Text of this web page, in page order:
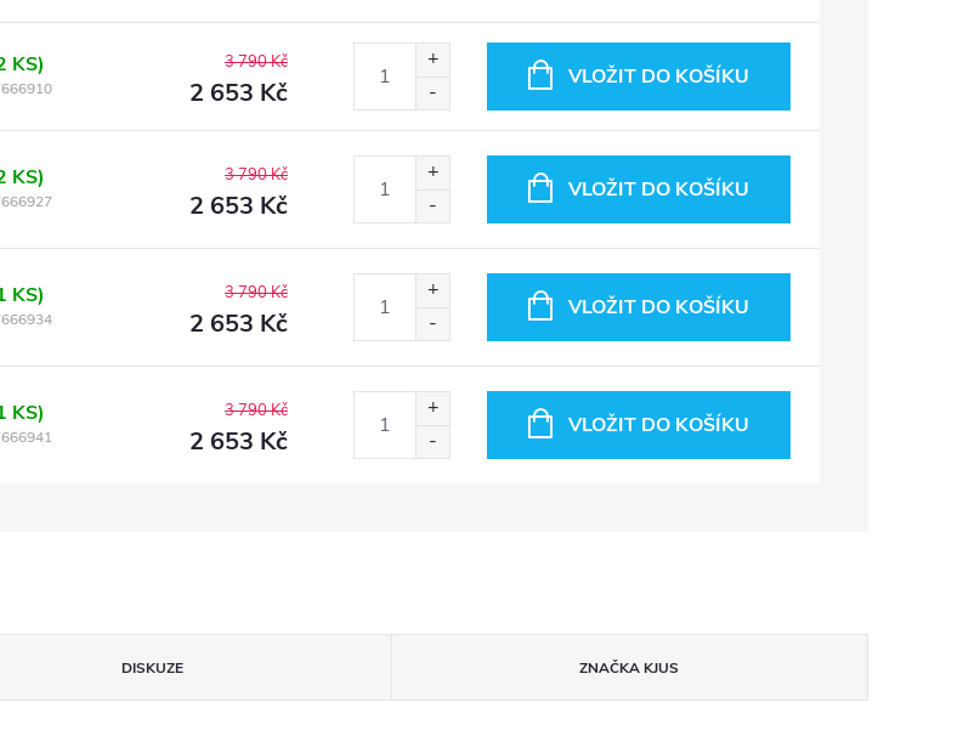
KS) 3 790 Kč
2 653 Kč VLOŽIT DO KOŠÍKU
KS) 3 790 Kč
2 653 Kč VLOŽIT DO KOŠÍKU
KS) 3 790 Kč
2 653 Kč VLOŽIT DO KOŠÍKU
KS) 3 790 Kč
2 653 Kč VLOŽIT DO KOŠÍKU
DISKUZE ZNAČKA KJUS